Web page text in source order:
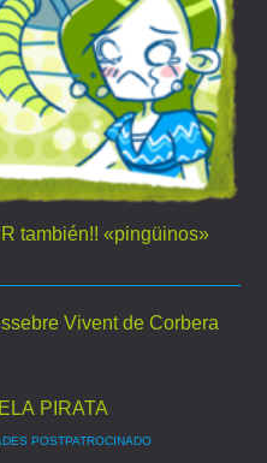
también!! «pingüinos»
Vivent de Corbera
PIRATA
POSTPATROCINADO